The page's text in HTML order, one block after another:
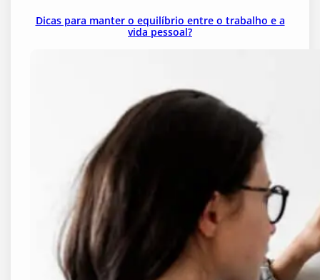
Dicas para manter o equilíbrio entre o trabalho e a
vida pessoal?